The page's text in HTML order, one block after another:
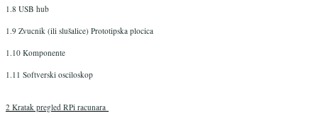
1.8 USB hub
1.9 Zvucnik (ili slušalice) Prototipska plocica
1.10 Komponente
1.11 Softverski osciloskop
2 Kratak pregled RPi racunara